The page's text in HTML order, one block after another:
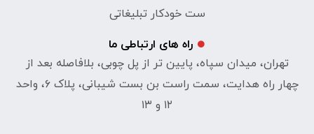
ست خودکار تبلیغاتی
راه های ارتباطی ما
تهران، میدان سپاه، پایین تر از پل چوبی، بلافاصله بعد از
چهار راه هدایت، سمت راست بن بست شیبانی، پلاک ۶، واحد
۱۲ و ۱۳